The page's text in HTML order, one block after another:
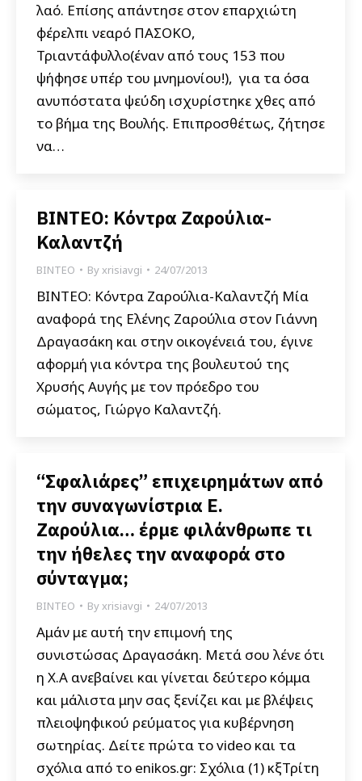
λαό. Επίσης απάντησε στον επαρχιώτη
φέρελπι νεαρό ΠΑΣΟΚΟ,
Τριαντάφυλλο(έναν από τους 153 που
ψήφησε υπέρ του μνημονίου!), για τα όσα
ανυπόστατα ψεύδη ισχυρίστηκε χθες από
το βήμα της Βουλής. Επιπροσθέτως, ζήτησε
να…
ΒΙΝΤΕΟ: Κόντρα Ζαρούλια-
Καλαντζή
ΒΙΝΤΕΟ Byxrisiavgi 24/07/2013
ΒΙΝΤΕΟ: Κόντρα Ζαρούλια-Καλαντζή Μία
αναφορά της Ελένης Ζαρούλια στον Γιάννη
Δραγασάκη και στην οικογένειά του, έγινε
αφορμή για κόντρα της βουλευτού της
Χρυσής Αυγής με τον πρόεδρο του
σώματος, Γιώργο Καλαντζή.
“Σφαλιάρες” επιχειρημάτων από
την συναγωνίστρια Ε.
Ζαρούλια… έρμε φιλάνθρωπε τι
την ήθελες την αναφορά στο
σύνταγμα;
ΒΙΝΤΕΟ Byxrisiavgi 24/07/2013
Αμάν με αυτή την επιμονή της
συνιστώσας Δραγασάκη. Μετά σου λένε ότι
η Χ.Α ανεβαίνει και γίνεται δεύτερο κόμμα
και μάλιστα μην σας ξενίζει και με βλέψεις
πλειοψηφικού ρεύματος για κυβέρνηση
σωτηρίας. Δείτε πρώτα το video και τα
σχόλια από το enikos.gr: Σχόλια (1) κξΤρίτη